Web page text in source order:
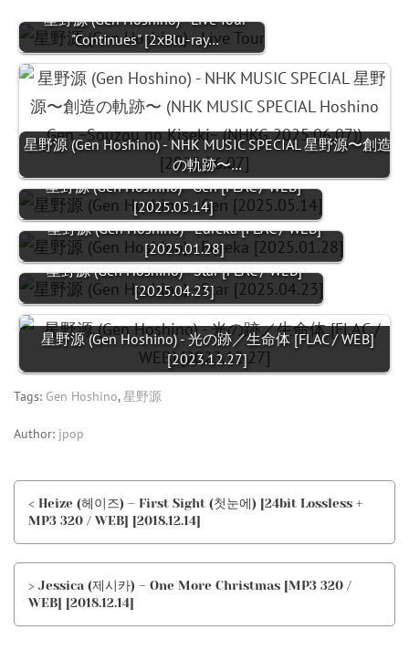
星野源 (Gen Hoshino) - Live Tour
"Continues" [2xBlu-ray…
星野源 (Gen Hoshino) - NHK MUSIC SPECIAL 星野源〜創造
の軌跡〜…
星野源 (Gen Hoshino) - Gen [FLAC / WEB]
[2025.05.14]
星野源 (Gen Hoshino) - Eureka [FLAC / WEB]
[2025.01.28]
星野源 (Gen Hoshino) - Star [FLAC / WEB]
[2025.04.23]
星野源 (Gen Hoshino) - 光の跡／生命体 [FLAC / WEB]
[2023.12.27]
Tags: Gen Hoshino,星野源
Author: jpop
< Heize (헤이즈) – First Sight (첫눈에) [24bit Lossless +
MP3 320 / WEB] [2018.12.14]
> Jessica (제시카) – One More Christmas [MP3 320 /
WEB] [2018.12.14]